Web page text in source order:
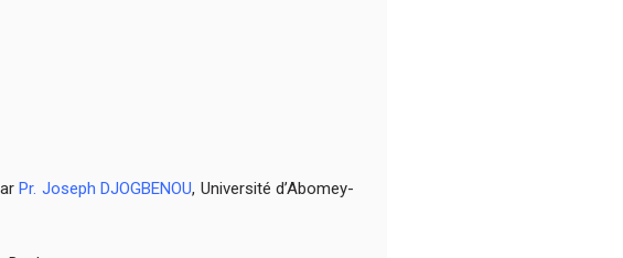
Pr. Joseph DJOGBENOU, Université d’Abomey-